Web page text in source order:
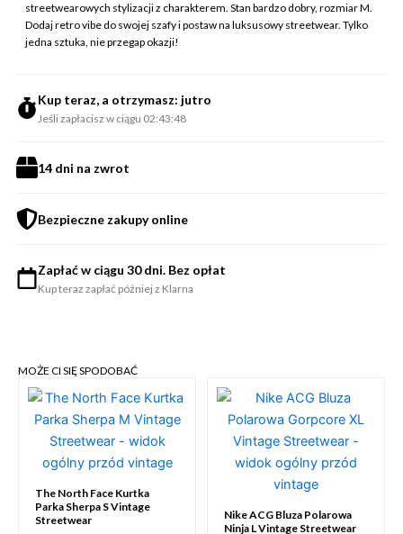
streetwearowych stylizacji z charakterem. Stan bardzo dobry, rozmiar M.
Dodaj retro vibe do swojej szafy i postaw na luksusowy streetwear. Tylko
jedna sztuka, nie przegap okazji!
Kup teraz, a otrzymasz: jutro
Jeśli zapłacisz w ciągu 02:43:48
14 dni na zwrot
Bezpieczne zakupy online
Zapłać w ciągu 30 dni. Bez opłat
Kup teraz zapłać później z Klarna
MOŻE CI SIĘ SPODOBAĆ
The North Face Kurtka
Parka Sherpa S Vintage
Streetwear
Nike ACG Bluza Polarowa
Ninja L Vintage Streetwear